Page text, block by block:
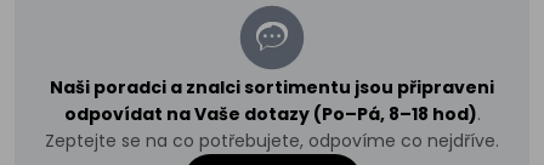
Naši poradci a znalci sortimentu jsou připraveni
odpovídat na Vaše dotazy (Po–Pá, 8–18 hod).
Zeptejte se na co potřebujete, odpovíme co nejdříve.